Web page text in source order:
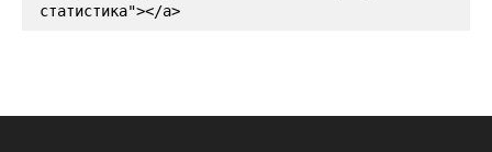
статистика"></a>